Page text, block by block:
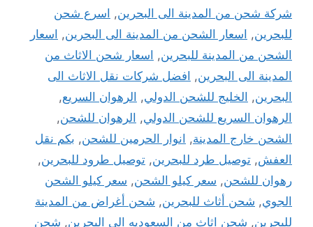
شركة شحن من المدينة الى البحرين, اسرع شحن
للبحرين, اسعار الشحن من المدينة الى البحرين, اسعار
الشحن من المدينة للبحرين, اسعار شحن الاثاث من
المدينة الى البحرين, افضل شركات نقل الاثاث الى
البحرين, الخليج للشحن الدولي, الرهوان السريع,
الرهوان السريع للشحن الدولي, الرهوان للشحن,
الشحن خارج المدينة, انوار الحرمين للشحن, بكم نقل
العفش, توصيل طرد للبحرين, توصيل طرود للبحرين,
رهوان للشحن, سعر كيلو الشحن, سعر كيلو الشحن
الجوي, شحن أثاث للبحرين, شحن أغراض من المدينة
للبحرين, شحن اثاث من السعوديه الى البحرين, شحن